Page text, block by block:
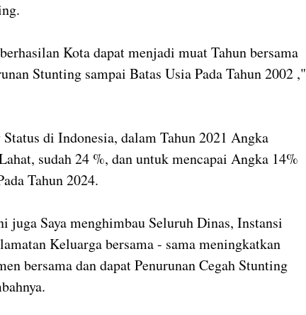
Kota dapat menjadi muat Tahun bersama
Stunting sampai Batas Usia Pada Tahun 2002 ,"
di Indonesia, dalam Tahun 2021 Angka
sudah 24 %, dan untuk mencapai Angka 14%
Tahun 2024.
juga Saya menghimbau Seluruh Dinas, Instansi
Keluarga bersama - sama meningkatkan
bersama dan dapat Penurunan Cegah Stunting